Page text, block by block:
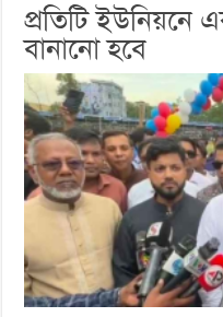
প্রতিটি ইউনিয়নে
বানানো হবে